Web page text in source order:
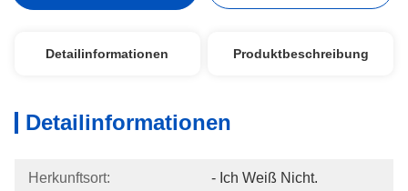
Detailinformationen Produktbeschreibung
Detailinformationen
Herkunftsort: - Ich Weiß Nicht.